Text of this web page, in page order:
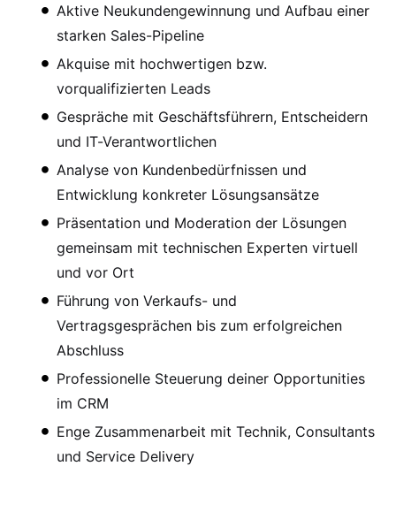
Aktive Neukundengewinnung und Aufbau einer
starken Sales-Pipeline
Akquise mit hochwertigen bzw.
vorqualifizierten Leads
Gespräche mit Geschäftsführern, Entscheidern
und IT-Verantwortlichen
Analyse von Kundenbedürfnissen und
Entwicklung konkreter Lösungsansätze
Präsentation und Moderation der Lösungen
gemeinsam mit technischen Experten virtuell
und vor Ort
Führung von Verkaufs- und
Vertragsgesprächen bis zum erfolgreichen
Abschluss
Professionelle Steuerung deiner Opportunities
im CRM
Enge Zusammenarbeit mit Technik, Consultants
und Service Delivery